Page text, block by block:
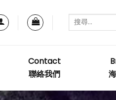
Contact
聯絡我們